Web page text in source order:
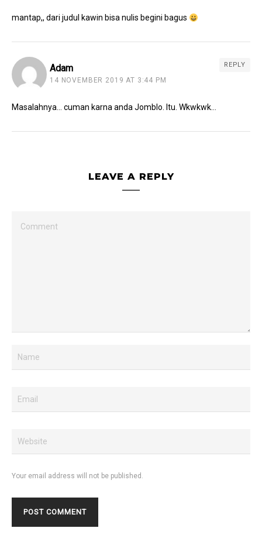
mantap,, dari judul kawin bisa nulis begini bagus
Adam
14 NOVEMBER 2019 AT 3:44 PM
REPLY
Masalahnya… cuman karna anda Jomblo. Itu. Wkwkwk…
LEAVE A REPLY
Your email address will not be published.